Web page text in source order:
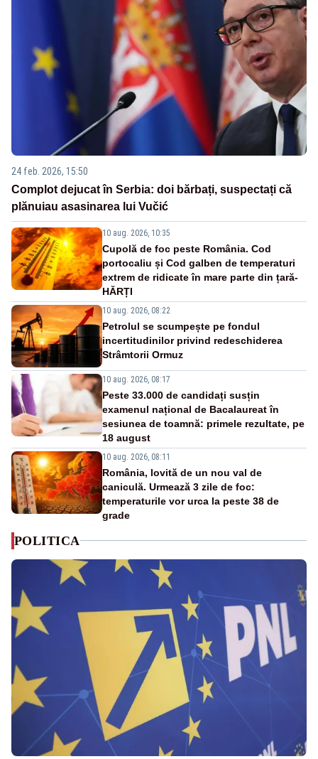
24 feb. 2026, 15:50
Complot dejucat în Serbia: doi bărbați, suspectați că
plănuiau asasinarea lui Vučić
10 aug. 2026, 10:35
Cupolă de foc peste România. Cod
portocaliu și Cod galben de temperaturi
extrem de ridicate în mare parte din țară-
HĂRȚI
10 aug. 2026, 08:22
Petrolul se scumpește pe fondul
incertitudinilor privind redeschiderea
Strâmtorii Ormuz
10 aug. 2026, 08:17
Peste 33.000 de candidați susțin
examenul național de Bacalaureat în
sesiunea de toamnă: primele rezultate, pe
18 august
10 aug. 2026, 08:11
România, lovită de un nou val de
caniculă. Urmează 3 zile de foc:
temperaturile vor urca la peste 38 de
grade
POLITICA